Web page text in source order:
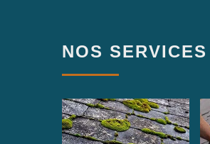
NOS SERVICES